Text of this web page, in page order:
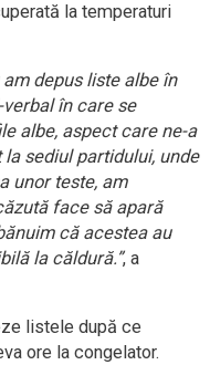
la temperaturi
depus liste albe în
în care se
albe, aspect care ne-a
sediul partidului, unde
unor teste, am
face să apară
că acestea au
la căldură.”, a
listele după ce
ore la congelator.